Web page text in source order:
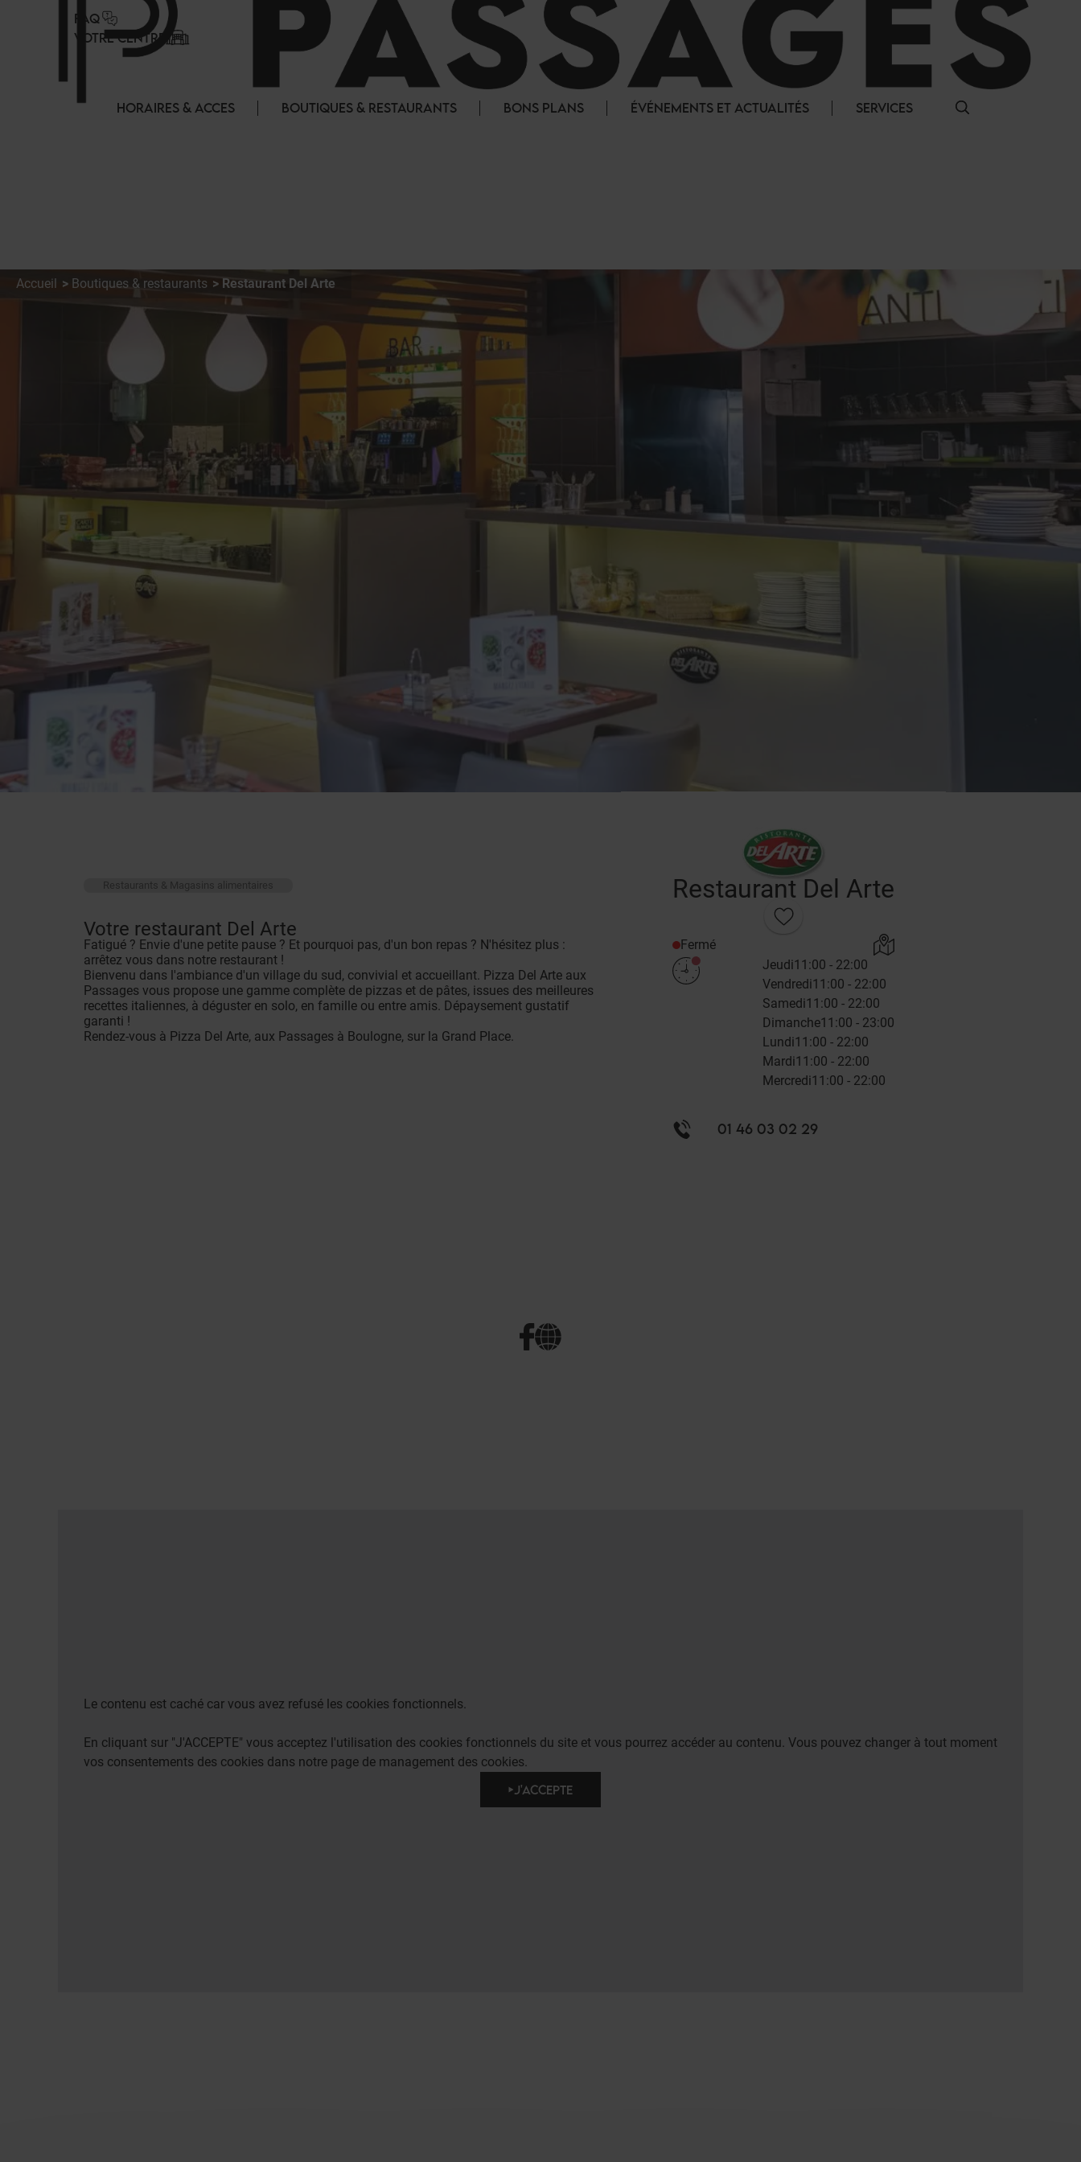
FAQ
VOTRE CENTRE
HORAIRES & ACCES BOUTIQUES & RESTAURANTS BONS PLANS ÉVÉNEMENTS ET ACTUALITÉS SERVICES
Accueil Boutiques & restaurants Restaurant Del Arte
Restaurant Del Arte
Fermé
Jeudi11:00 - 22:00
Vendredi11:00 - 22:00
Samedi11:00 - 22:00
Dimanche11:00 - 23:00
Lundi11:00 - 22:00
Mardi11:00 - 22:00
Mercredi11:00 - 22:00
01 46 03 02 29
Restaurants & Magasins alimentaires
Votre restaurant Del Arte
Fatigué ? Envie d'une petite pause ? Et pourquoi pas, d'un bon repas ? N'hésitez plus :
arrêtez vous dans notre restaurant !
Bienvenu dans l'ambiance d'un village du sud, convivial et accueillant. Pizza Del Arte aux
Passages vous propose une gamme complète de pizzas et de pâtes, issues des meilleures
recettes italiennes, à déguster en solo, en famille ou entre amis. Dépaysement gustatif
garanti !
Rendez-vous à Pizza Del Arte, aux Passages à Boulogne, sur la Grand Place.
Le contenu est caché car vous avez refusé les cookies fonctionnels.
En cliquant sur "J'ACCEPTE" vous acceptez l'utilisation des cookies fonctionnels du site et vous pourrez accéder au contenu. Vous pouvez changer à tout moment
vos consentements des cookies dans notre page de management des cookies.
J'ACCEPTE
Panneau de gestion des cookies